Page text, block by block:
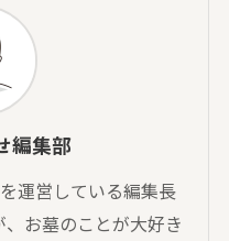
編集部
運営している編集長
お墓のことが大好き